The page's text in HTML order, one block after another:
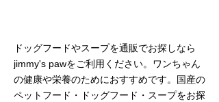
ドッグフードやスープを通販でお探しなら
jimmy's pawをご利用ください。ワンちゃん
の健康や栄養のためにおすすめです。国産の
ペットフード・ドッグフード・スープをお探